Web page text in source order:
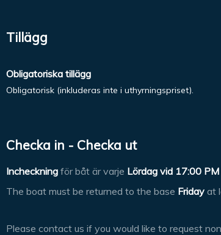
Tillägg
Obligatoriska tillägg
Obligatorisk (inkluderas inte i uthyrningspriset).
Checka in - Checka ut
Incheckning för båt är varje Lördag vid 17:00 PM
The boat must be returned to the base Friday at
Please contact us if you would like to request